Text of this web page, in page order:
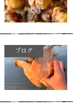
ブログ